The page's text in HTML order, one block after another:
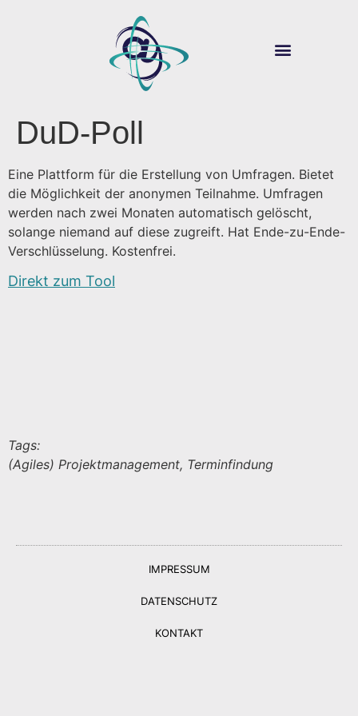
DuD-Poll
Eine Plattform für die Erstellung von Umfragen. Bietet
die Möglichkeit der anonymen Teilnahme. Umfragen
werden nach zwei Monaten automatisch gelöscht,
solange niemand auf diese zugreift. Hat Ende-zu-Ende-
Verschlüsselung. Kostenfrei.
Direkt zum Tool
Tags:
(Agiles) Projektmanagement, Terminfindung
IMPRESSUM
DATENSCHUTZ
KONTAKT